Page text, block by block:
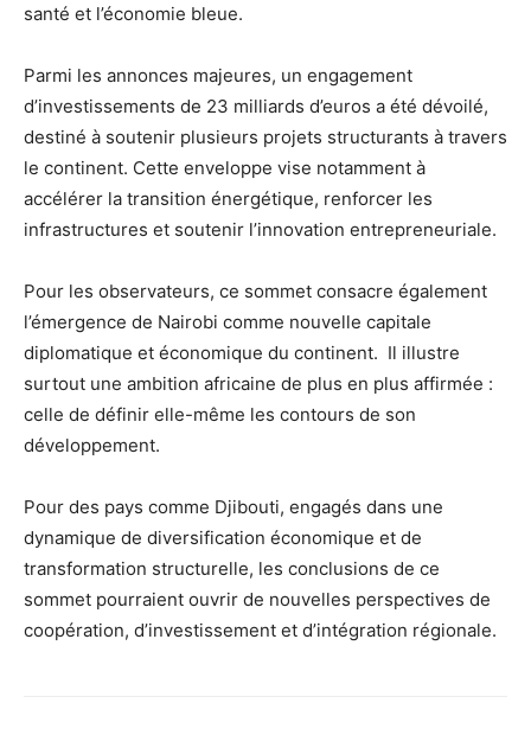
santé et l’économie bleue.
Parmi les annonces majeures, un engagement
d’investissements de 23 milliards d’euros a été dévoilé,
destiné à soutenir plusieurs projets structurants à travers
le continent. Cette enveloppe vise notamment à
accélérer la transition énergétique, renforcer les
infrastructures et soutenir l’innovation entrepreneuriale.
Pour les observateurs, ce sommet consacre également
l’émergence de Nairobi comme nouvelle capitale
diplomatique et économique du continent. Il illustre
surtout une ambition africaine de plus en plus affirmée :
celle de définir elle-même les contours de son
développement.
Pour des pays comme Djibouti, engagés dans une
dynamique de diversification économique et de
transformation structurelle, les conclusions de ce
sommet pourraient ouvrir de nouvelles perspectives de
coopération, d’investissement et d’intégration régionale.